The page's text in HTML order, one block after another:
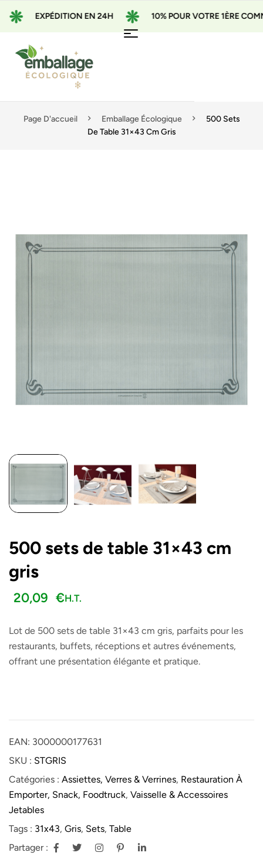
EXPÉDITION EN 24H 10% POUR VOTRE 1ÈRE
Page D'accueil Emballage Écologique
500 Sets
De Table 31×43 Cm Gris
500 sets de table 31×43 cm
gris
20,09 €H.T.
Lot de 500 sets de table 31×43 cm gris, parfaits pour les
restaurants, buffets, réceptions et autres événements,
offrant une présentation élégante et pratique.
EAN: 3000000177631
SKU : STGRIS
Catégories : Assiettes, Verres & Verrines, Restauration À
Emporter, Snack, Foodtruck, Vaisselle & Accessoires
Jetables
Tags : 31x43, Gris, Sets, Table
Partager :